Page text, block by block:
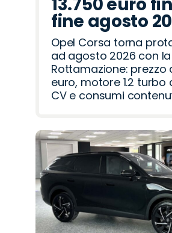
fine agosto
Opel Corsa torna
ad agosto 2026 con
Rottamazione: prezzo
euro, motore 1.2 turbo
CV e consumi